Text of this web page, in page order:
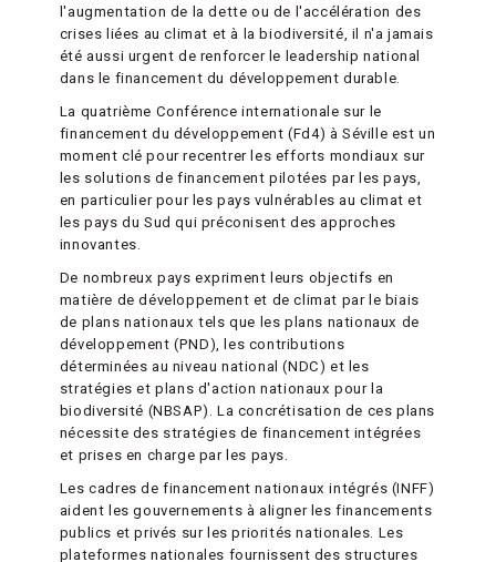
l'augmentation de la dette ou de l'accélération des
crises liées au climat et à la biodiversité, il n'a jamais
été aussi urgent de renforcer le leadership national
dans le financement du développement durable.
La quatrième Conférence internationale sur le
financement du développement (Fd4) à Séville est un
moment clé pour recentrer les efforts mondiaux sur
les solutions de financement pilotées par les pays,
en particulier pour les pays vulnérables au climat et
les pays du Sud qui préconisent des approches
innovantes.
De nombreux pays expriment leurs objectifs en
matière de développement et de climat par le biais
de plans nationaux tels que les plans nationaux de
développement (PND), les contributions
déterminées au niveau national (NDC) et les
stratégies et plans d'action nationaux pour la
biodiversité (NBSAP). La concrétisation de ces plans
nécessite des stratégies de financement intégrées
et prises en charge par les pays.
Les cadres de financement nationaux intégrés (INFF)
aident les gouvernements à aligner les financements
publics et privés sur les priorités nationales. Les
plateformes nationales fournissent des structures